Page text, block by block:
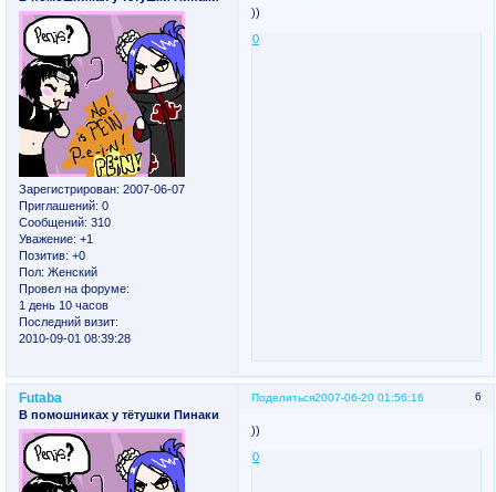
Зарегистрирован: 2007-06-07
Приглашений: 0
Сообщений: 310
Уважение: +1
Позитив: +0
Пол: Женский
Провел на форуме:
1 день 10 часов
Последний визит:
2010-09-01 08:39:28
))
0
Поделиться 6
2007-06-20 01:56:16
Futaba
В помошниках у тётушки Пинаки
))
0